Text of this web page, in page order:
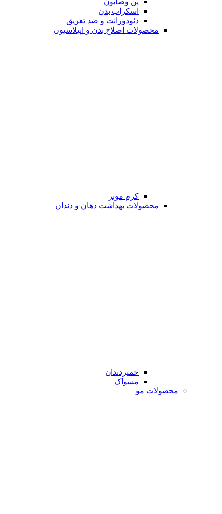
پن وصابون
اسکراب بدن
دئودورانت و ضد تعریق
محصولات اصلاح بدن و اپیلاسیون
کرم موبر
محصولات بهداشت دهان و دندان
خمیردندان
مسواک
محصولات مو